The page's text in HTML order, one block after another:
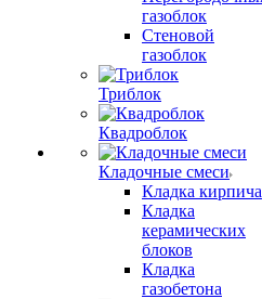
газоблок
Стеновой
газоблок
Триблок
Квадроблок
Кладочные смеси
Кладка кирпича
Кладка
керамических
блоков
Кладка
газобетона